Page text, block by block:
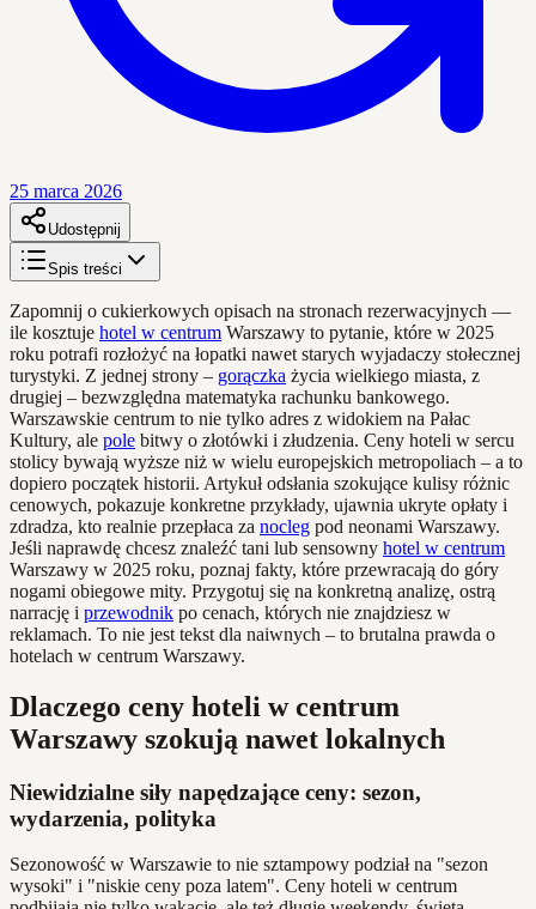
25 marca 2026
Udostępnij
Spis treści
Zapomnij o cukierkowych opisach na stronach rezerwacyjnych —
ile kosztuje hotel w centrum Warszawy to pytanie, które w 2025
roku potrafi rozłożyć na łopatki nawet starych wyjadaczy stołecznej
turystyki. Z jednej strony – gorączka życia wielkiego miasta, z
drugiej – bezwzględna matematyka rachunku bankowego.
Warszawskie centrum to nie tylko adres z widokiem na Pałac
Kultury, ale pole bitwy o złotówki i złudzenia. Ceny hoteli w sercu
stolicy bywają wyższe niż w wielu europejskich metropoliach – a to
dopiero początek historii. Artykuł odsłania szokujące kulisy różnic
cenowych, pokazuje konkretne przykłady, ujawnia ukryte opłaty i
zdradza, kto realnie przepłaca za nocleg pod neonami Warszawy.
Jeśli naprawdę chcesz znaleźć tani lub sensowny hotel w centrum
Warszawy w 2025 roku, poznaj fakty, które przewracają do góry
nogami obiegowe mity. Przygotuj się na konkretną analizę, ostrą
narrację i przewodnik po cenach, których nie znajdziesz w
reklamach. To nie jest tekst dla naiwnych – to brutalna prawda o
hotelach w centrum Warszawy.
Dlaczego ceny hoteli w centrum
Warszawy szokują nawet lokalnych
Niewidzialne siły napędzające ceny: sezon,
wydarzenia, polityka
Sezonowość w Warszawie to nie sztampowy podział na "sezon
wysoki" i "niskie ceny poza latem". Ceny hoteli w centrum